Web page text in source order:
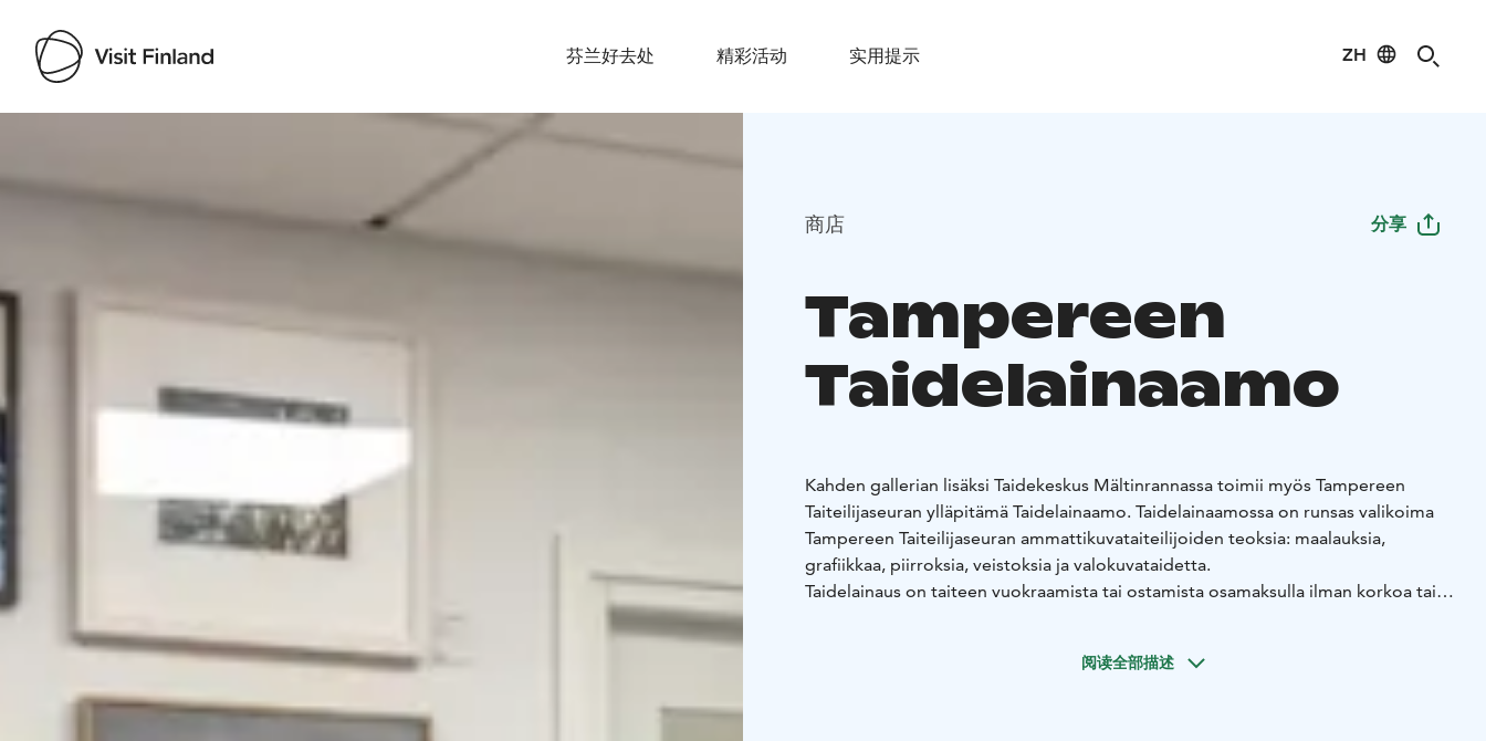
芬兰好去处 精彩活动 实用提示 ZH
Visit Finland
商店 分享
Tampereen
Taidelainaamo
Kahden gallerian lisäksi Taidekeskus Mältinrannassa toimii myös Tampereen
Taiteilijaseuran ylläpitämä Taidelainaamo. Taidelainaamossa on runsas valikoima
Tampereen Taiteilijaseuran ammattikuvataiteilijoiden teoksia: maalauksia,
grafiikkaa, piirroksia, veistoksia ja valokuvataidetta.
Taidelainaus on taiteen vuokraamista tai ostamista osamaksulla ilman korkoa tai
haluat lunastaa teoksen, voit maksaa loput erät kertamaksuna tai osamaksuerinä
阅读全部描述